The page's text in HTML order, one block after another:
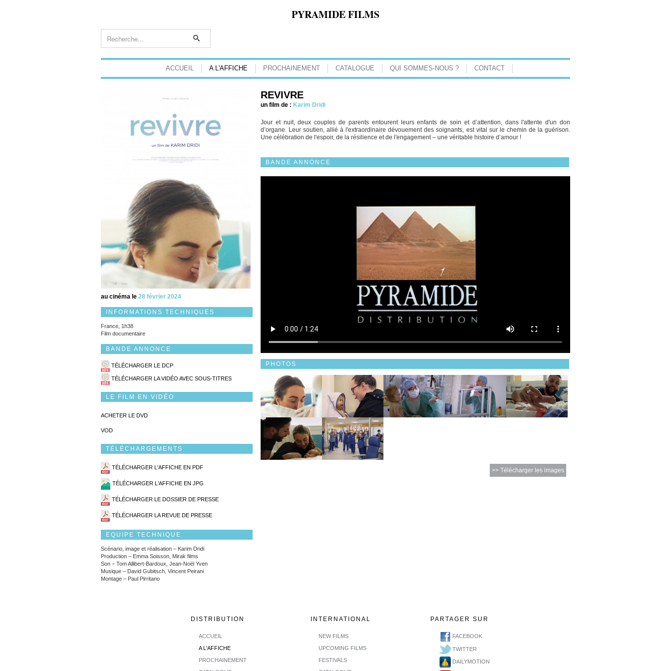
PYRAMIDE FILMS
ACCUEIL A L'AFFICHE PROCHAINEMENT CATALOGUE QUI SOMMES-NOUS ? CONTACT
au cinéma le 28 février 2024
INFORMATIONS TECHNIQUES
France, 1h38
Film documentaire
BANDE ANNONCE
TÉLÉCHARGER LE DCP
TÉLÉCHARGER LA VIDÉO AVEC SOUS-TITRES
LE FILM EN VIDÉO
ACHETER LE DVD
VOD
TÉLÉCHARGEMENTS
TÉLÉCHARGER L'AFFICHE EN PDF
TÉLÉCHARGER L'AFFICHE EN JPG
TÉLÉCHARGER LE DOSSIER DE PRESSE
TÉLÉCHARGER LA REVUE DE PRESSE
EQUIPE TECHNIQUE
Scénario, image et réalisation – Karim Dridi
Production – Emma Soisson, Mirak films
Son – Tom Allibert-Bardoux, Jean-Noël Yven
Musique – David Gubitsch, Vincent Peirani
Montage – Paul Pirritano
REVIVRE
un film de : Karim Dridi
Jour et nuit, deux couples de parents entourent leurs enfants de soin et d’attention, dans l'attente d'un don
d’organe. Leur soutien, allié à l'extraordinaire dévouement des soignants, est vital sur le chemin de la guérison.
Une célébration de l'espoir, de la résilience et de l'engagement – une véritable histoire d’amour !
BANDE ANNONCE
PHOTOS
>> Télécharger les images
DISTRIBUTION
ACCUEIL
A L'AFFICHE
PROCHAINEMENT
INTERNATIONAL
NEW FILMS
UPCOMING FILMS
FESTIVALS
PARTAGER SUR
FACEBOOK
TWITTER
DAILYMOTION